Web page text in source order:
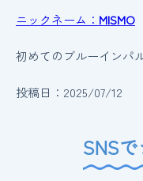
ニックネーム： MISMO
初めてのブルーインパ
投稿日：2025/07/12
SNS